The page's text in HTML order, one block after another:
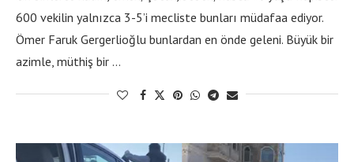
600 vekilin yalnızca 3-5’i mecliste bunları müdafaa ediyor.
Ömer Faruk Gergerlioğlu bunlardan en önde geleni. Büyük bir
azimle, müthiş bir …